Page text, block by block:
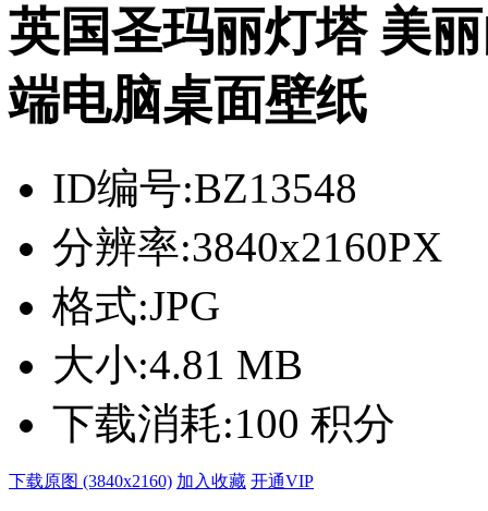
英国圣玛丽灯塔 美
端电脑桌面壁纸
ID编号:BZ13548
分辨率:3840x2160PX
格式:JPG
大小:4.81 MB
下载消耗:100 积分
下载原图 (3840x2160) 加入收藏 开通VIP